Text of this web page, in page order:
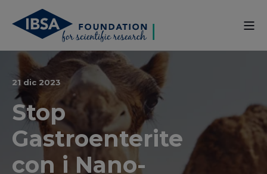
21 dic 2023
Stop
Gastroenterite
con i Nano-